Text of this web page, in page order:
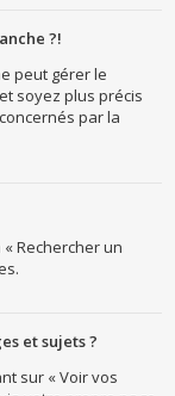
?!
peut gérer le
soyez plus précis
par la
Rechercher un
et sujets ?
sur « Voir vos